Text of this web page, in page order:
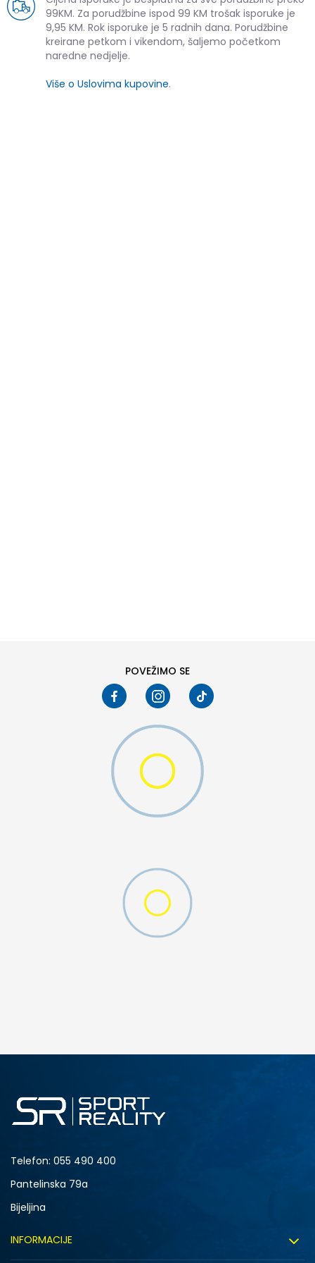
99KM. Za porudžbine ispod 99 KM trošak isporuke je
9,95 KM. Rok isporuke je 5 radnih dana. Porudžbine
kreirane petkom i vikendom, šaljemo početkom
naredne nedjelje.
Više o Uslovima kupovine.
POVEŽIMO SE
Telefon: 055 490 400
Pantelinska 79a
Bijeljina
INFORMACIJE